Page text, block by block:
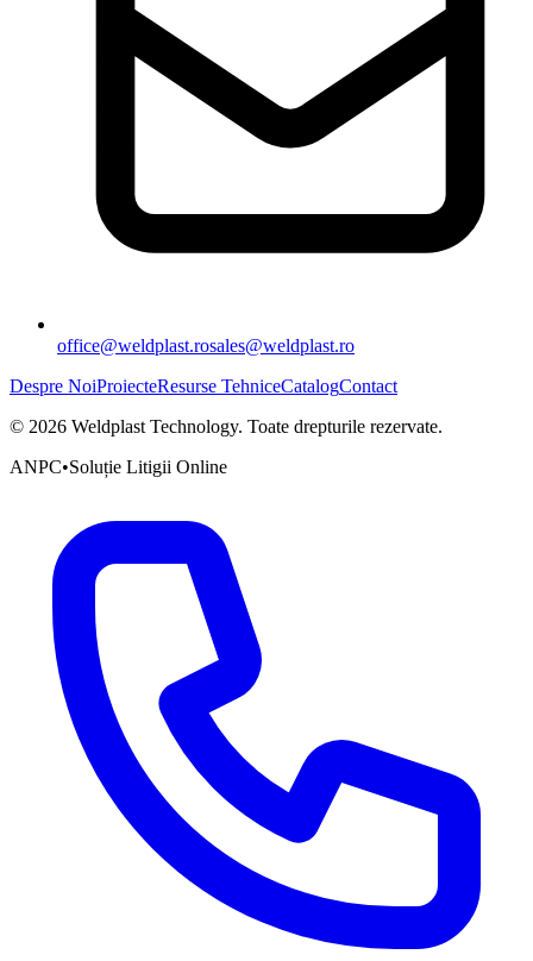
office@weldplast.rosales@weldplast.ro
Despre NoiProiecteResurse TehniceCatalogContact
© 2026 Weldplast Technology. Toate drepturile rezervate.
ANPC•Soluție Litigii Online